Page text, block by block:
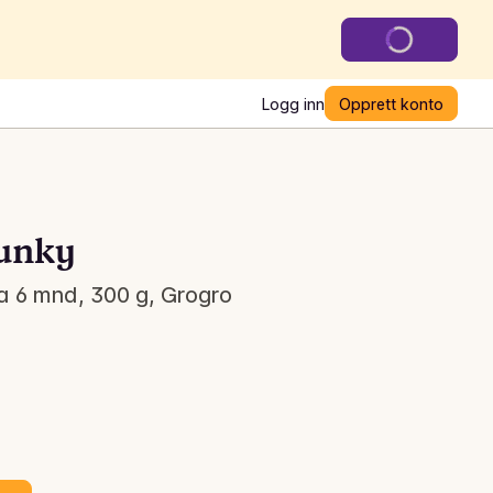
Logg inn Opprett konto
mnd, 300 g, Grogro